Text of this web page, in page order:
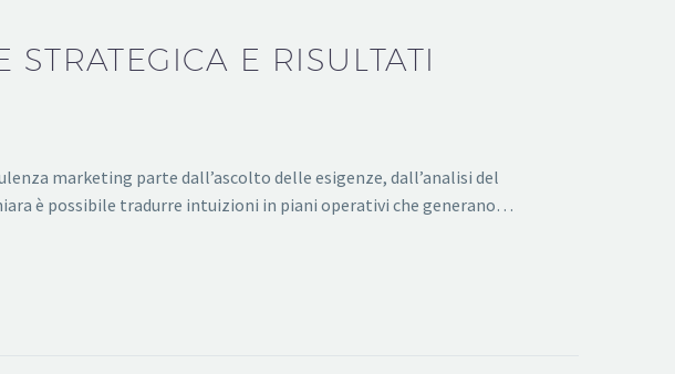
E RISULTATI
marketing parte dall’ascolto delle esigenze, dall’analisi del
è possibile tradurre intuizioni in piani operativi che generano…